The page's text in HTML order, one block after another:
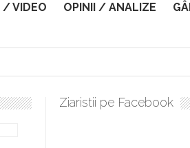
/ VIDEO OPINII / ANALIZE
sculați, boieri mari! Sara Nukina
Ziaristii pe Facebook